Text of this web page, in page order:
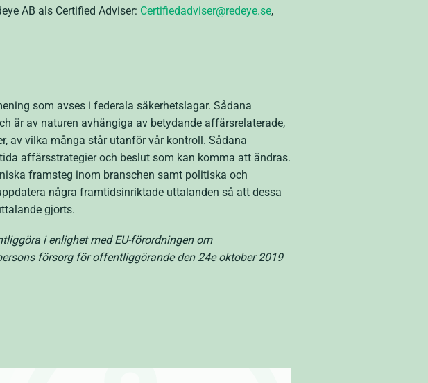
AB als Certified Adviser: Certifiedadviser@redeye.se,
som avses i federala säkerhetslagar. Sådana
är av naturen avhängiga av betydande affärsrelaterade,
av vilka många står utanför vår kontroll. Sådana
affärsstrategier och beslut som kan komma att ändras.
framsteg inom branschen samt politiska och
några framtidsinriktade uttalanden så att dessa
gjorts.
i enlighet med EU-förordningen om
försorg för offentliggörande den 24e oktober 2019